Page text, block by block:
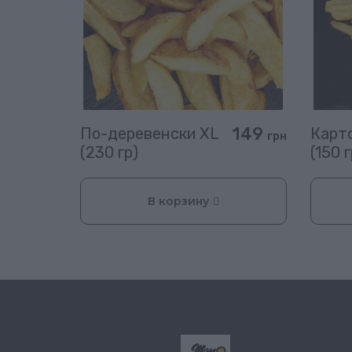
По-деревенски XL
(230 гр)
149 грн
В корзину
(150